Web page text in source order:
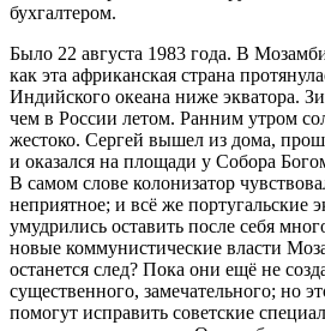
бухгалтером.
Было 22 августа 1983 года. В
как эта африканская страна
Индийского океана ниже экватора.
чем в России летом. Ранним утром
жестоко. Сергей вышел из дома,
и оказался на площади у Собора
В самом слове колонизатор
неприятное; и всё же португальские
умудрились оставить после себя
новые коммунистические власти
останется след? Пока они ещё не
существенного, замечательного; но
помогут исправить советские